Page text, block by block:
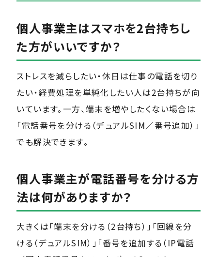
個人事業主はスマホを2台持ちし
た方がいいですか？
ストレスを減らしたい・休日は仕事の電話を切り
たい・経費処理を単純化したい人は2台持ちが向
いています。一方、端末を増やしたくない場合は
「電話番号を分ける（デュアルSIM／番号追加）」
でも解決できます。
個人事業主が電話番号を分ける方
法は何がありますか？
大きくは「端末を分ける（2台持ち）」「回線を分
ける（デュアルSIM）」「番号を追加する（IP電話